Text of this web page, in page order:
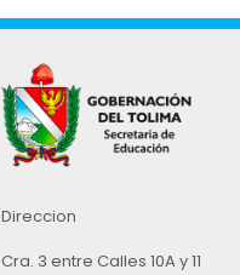
Direccion
Cra. 3 entre Calles 10A y 11